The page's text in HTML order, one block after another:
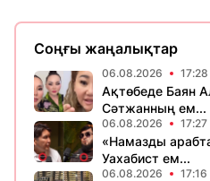
Соңғы жаңалықтар
06.08.2026 17:28
Ақтөбеде Баян
Сәтжанның ем...
06.08.2026 17:27
«Намазды
Уахабист ем...
06.08.2026 17:16